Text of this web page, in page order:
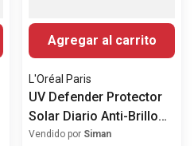
Agregar al carrito
L'Oréal Paris
UV Defender Protector
Solar Diario Anti-Brillo
FPS50+
Vendido por Siman